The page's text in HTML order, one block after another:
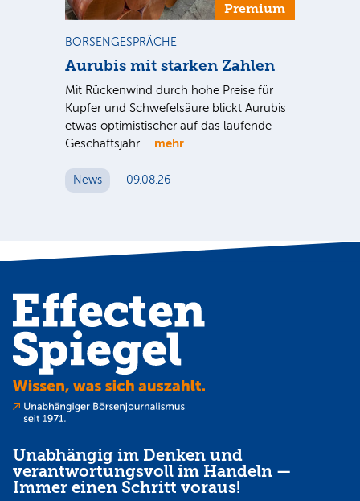
Premium
BÖRSENGESPRÄCHE
Aurubis mit starken Zahlen
Mit Rückenwind durch hohe Preise für
Kupfer und Schwefelsäure blickt Aurubis
etwas optimistischer auf das laufende
Geschäftsjahr.… mehr
News 09.08.26
Unabhängig im Denken und
verantwortungsvoll im Handeln —
Immer einen Schritt voraus!